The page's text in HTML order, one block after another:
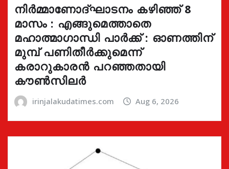
നിർമ്മാണോദ്ഘാടനം കഴിഞ്ഞ് 8
മാസം : എങ്ങുമെത്താതെ
മഹാത്മാഗാന്ധി പാർക്ക് : ഓണത്തിന്
മുമ്പ് പണിതീർക്കുമെന്ന്
കരാറുകാരൻ പറഞ്ഞതായി
കൗൺസിലർ
irinjalakudatimes.com Aug 6, 2026